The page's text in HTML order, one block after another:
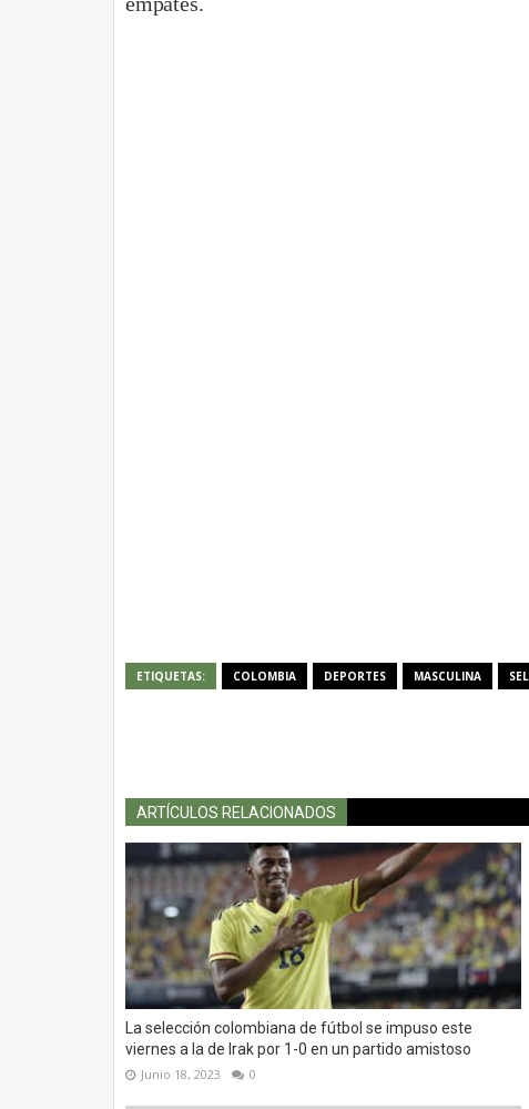
ETIQUETAS: COLOMBIA DEPORTES MASCULINA
ARTÍCULOS RELACIONADOS
La selección colombiana de fútbol se impuso este
viernes a la de Irak por 1-0 en un partido amistoso
Junio 18, 2023 0